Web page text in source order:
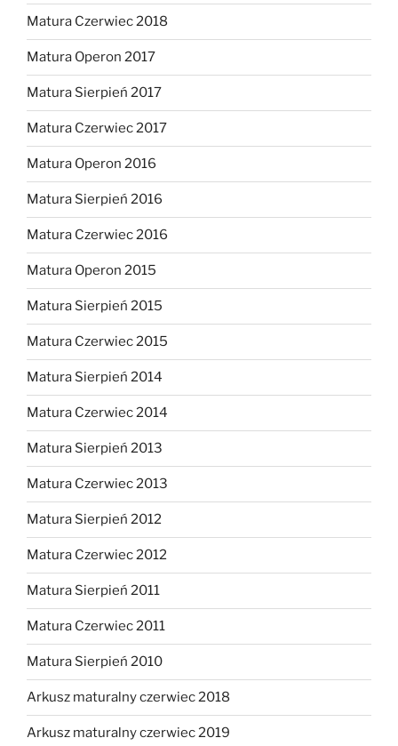
Matura Czerwiec 2018
Matura Operon 2017
Matura Sierpień 2017
Matura Czerwiec 2017
Matura Operon 2016
Matura Sierpień 2016
Matura Czerwiec 2016
Matura Operon 2015
Matura Sierpień 2015
Matura Czerwiec 2015
Matura Sierpień 2014
Matura Czerwiec 2014
Matura Sierpień 2013
Matura Czerwiec 2013
Matura Sierpień 2012
Matura Czerwiec 2012
Matura Sierpień 2011
Matura Czerwiec 2011
Matura Sierpień 2010
Arkusz maturalny czerwiec 2018
Arkusz maturalny czerwiec 2019